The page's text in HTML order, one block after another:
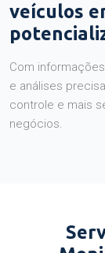
veículos
Com
e análises
controle e mais
negócios.